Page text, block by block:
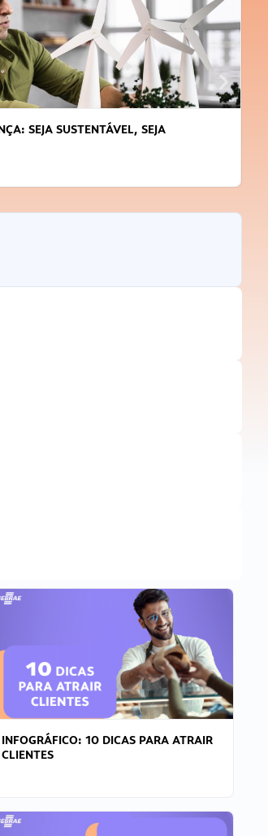
SEJA SUSTENTÁVEL, SEJA
INFOGRÁFICO: 10 DICAS PARA ATRAIR
CLIENTES